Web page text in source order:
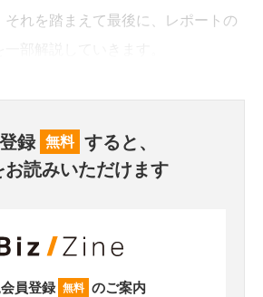
れを踏まえて最後に、レポートの
録 無料 すると、
読みいただけます
員登録 無料 のご案内